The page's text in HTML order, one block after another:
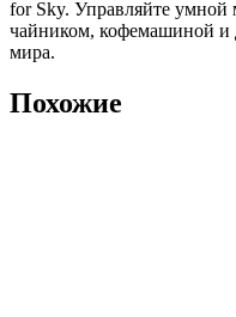
for Sky. Управляйте умной
чайником, кофемашиной и
мира.
Похожие